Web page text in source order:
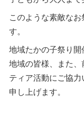
このような素敵な
す。
地域たかの子祭り
地域の皆様、また
ティア活動にご協
申し上げます。